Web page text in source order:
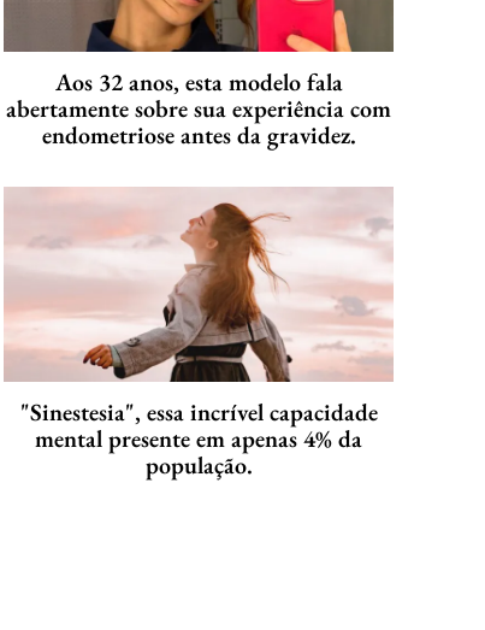
Aos 32 anos, esta modelo fala
abertamente sobre sua experiência com
endometriose antes da gravidez.
"Sinestesia", essa incrível capacidade
mental presente em apenas 4% da
população.